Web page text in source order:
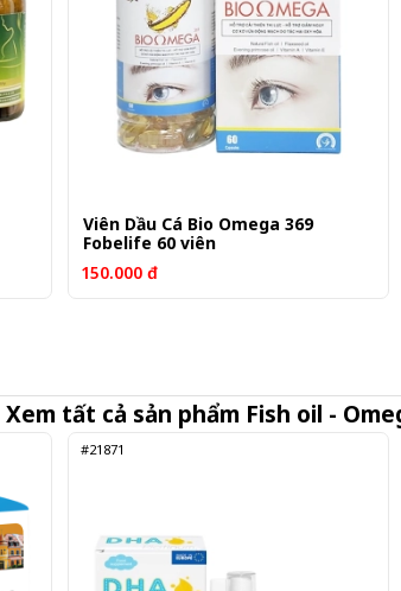
Viên Dầu Cá Bio Omega 369
Fobelife 60 viên
150.000 đ
Xem tất cả sản phẩm Fish oil -
#21871